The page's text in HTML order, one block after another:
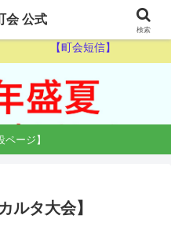
【休日当番医】
【町会短信】
ページ】
タ大会】
会 公式
検索